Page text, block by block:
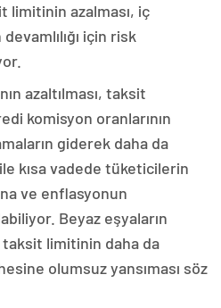
limitinin azalması, iç
için risk
azaltılması, taksit
komisyon oranlarının
giderek daha da
ile kısa vadede tüketicilerin
ve enflasyonun
Beyaz eşyaların
taksit limitinin daha da
olumsuz yansıması söz